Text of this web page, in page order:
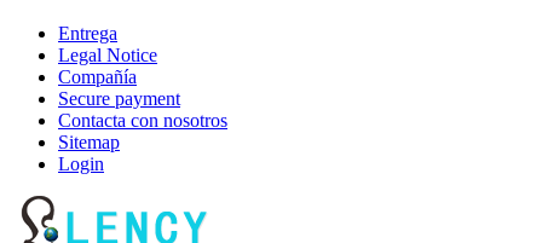
Entrega
Legal Notice
Compañía
Secure payment
Contacta con nosotros
Sitemap
Login